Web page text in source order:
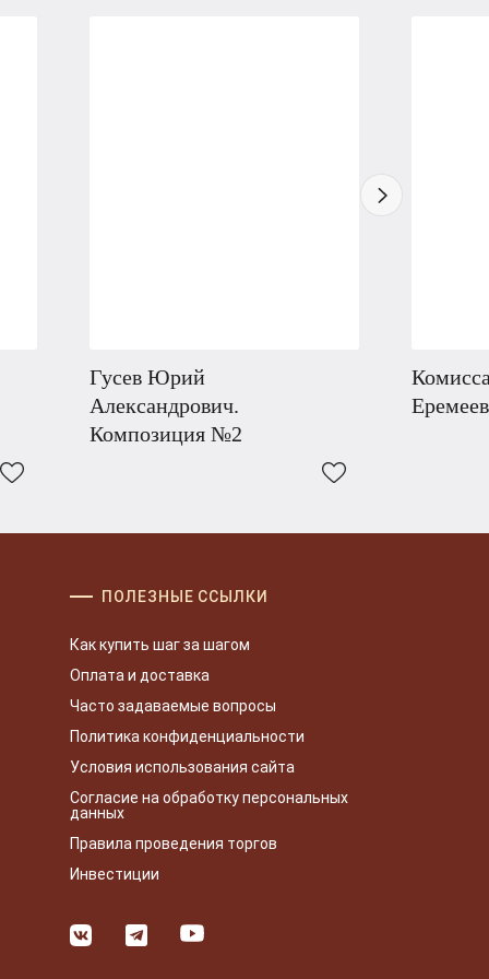
Гусев Юрий
Александрович.
Композиция №2
ПОЛЕЗНЫЕ ССЫЛКИ
Как купить шаг за шагом
Оплата и доставка
Часто задаваемые вопросы
Политика конфиденциальности
Условия использования сайта
Согласие на обработку персональных
данных
Правила проведения торгов
Инвестиции